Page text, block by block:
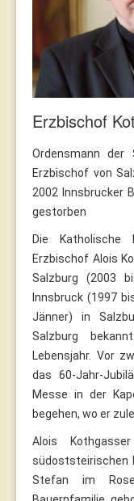
Erzbischof
Ordensmann der
Erzbischof von
2002 Innsbrucker
gestorben
Die
Erzbischof Alois
Salzburg (2003
Innsbruck (1997
Jänner) in
Salzburg
Lebensjahr. Vor
das 60-Jahr-
Messe in der
begehen, wo er
Alois
südoststeirischen
Stefan im